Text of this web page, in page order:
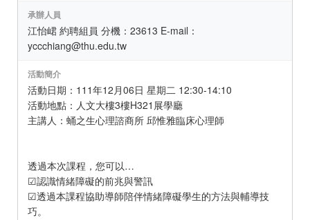
承辦人員
江怡峮 約聘組員 分機：23613 E-mail：
yccchiang@thu.edu.tw
活動簡介
活動日期：111年12月06日 星期二 12:30-14:10
活動地點：人文大樓3樓H321展學廳
主講人：蛹之生心理諮商所 邱惟雅臨床心理師
透過本次課程，您可以…
☑認識情緒障礙的前兆與警訊
☑透過本課程協助導師陪伴情緒障礙學生的方法與輔導技
巧。